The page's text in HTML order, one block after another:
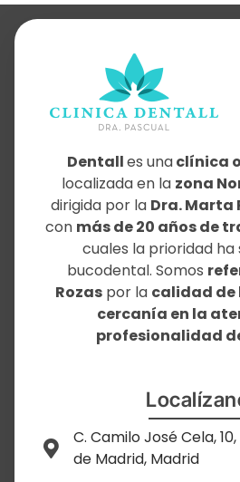
Dentalles unaclínica
localizada en la zona
dirigida por la Dra. Marta
con más de 20 años de
cuales la prioridad ha
bucodental. Somos
Rozaspor la calidad de
cercanía en la
profesionalidad
C. Camilo José Cela,
de Madrid, Madrid